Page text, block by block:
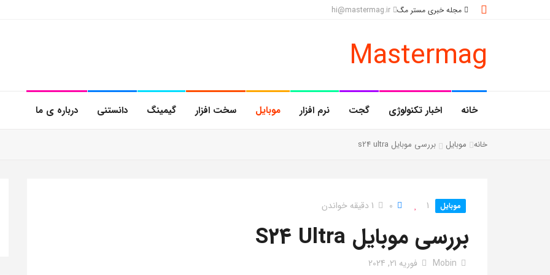
مجله خبری مستر مگ
Mastermag
خانه اخبار تکنولوژی گجت نرم افزار موبایل سخت افزار گیمینگ دانستنی درباره ی ما
خانه موبایل بررسی موبایل s24 ultra
موبایل 1
0 1 دقیقه خواندن
بررسی موبایل S24 Ultra
Mobin فوریه 21, 2024